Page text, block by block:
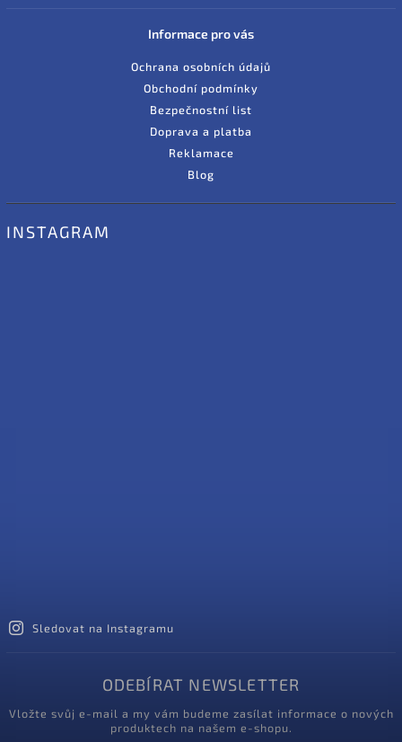
Informace pro vás
Ochrana osobních údajů
Obchodní podmínky
Bezpečnostní list
Doprava a platba
Reklamace
Blog
INSTAGRAM
Sledovat na Instagramu
ODEBÍRAT NEWSLETTER
Vložte svůj e-mail a my vám budeme zasílat informace o nových
produktech na našem e-shopu.